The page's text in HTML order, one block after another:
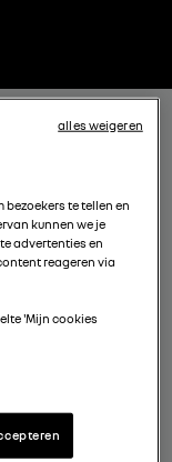
5 E-
te tellen en
kunnen we je
advertenties en
reageren via
'Mijn cookies
alles weigeren